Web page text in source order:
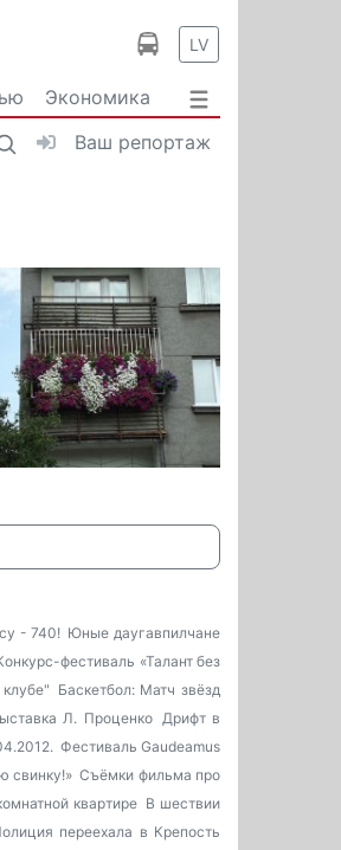
LV
Экономика
Ваш репортаж
- 740! Юные даугавпилчане
фестиваль «Талант без
Баскетбол: Матч звёзд
Л. Проценко Дрифт в
Фестиваль Gaudeamus
свинку!» Съёмки фильма про
квартире В шествии
переехала в Крепость